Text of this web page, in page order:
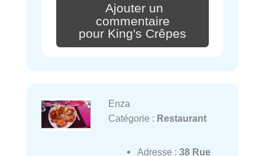
Ajouter un
commentaire
pour King's Crêpes
Enza
Catégorie : Restaurant
Adresse : 38 Rue